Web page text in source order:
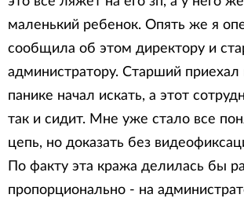
маленький ребенок. Опять же я
сообщила об этом директору и
администратору. Старший приехал
панике начал искать, а этот
так и сидит. Мне уже стало все
цепь, но доказать без
По факту эта кража делилась бы
пропорционально - на